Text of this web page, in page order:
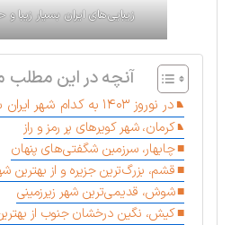
زیبایی‌های ایران بسیار زیبا
آنچه در این مطلب
در نوروز ۱۴۰۳ به کدام شهر ایران سفر کنیم؟
کرمان، شهر کویرهای پر رمز و راز
چابهار، سرزمین شگفتی‌های پنهان
قشم، بزرگ‌ترین جزیره و از بهترین
شوش، قدیمی‌ترین شهر زیرزمینی
کیش، نگین درخشان جنوب از